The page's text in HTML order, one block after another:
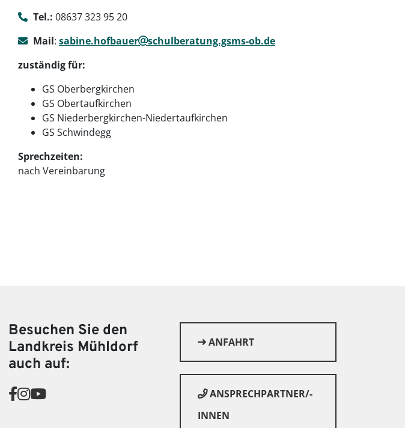
Tel.: 08637 323 95 20
Mail: sabine.hofbauer
schulberatung.gsms-ob.de
zuständig für:
GS Oberbergkirchen
GS Obertaufkirchen
GS Niederbergkirchen-Niedertaufkirchen
GS Schwindegg
Sprechzeiten:
nach Vereinbarung
Besuchen Sie den
Landkreis Mühldorf
auch auf:
ANFAHRT
ANSPRECHPARTNER/-
INNEN